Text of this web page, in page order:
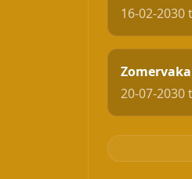
16-02-2030
20-07-2030